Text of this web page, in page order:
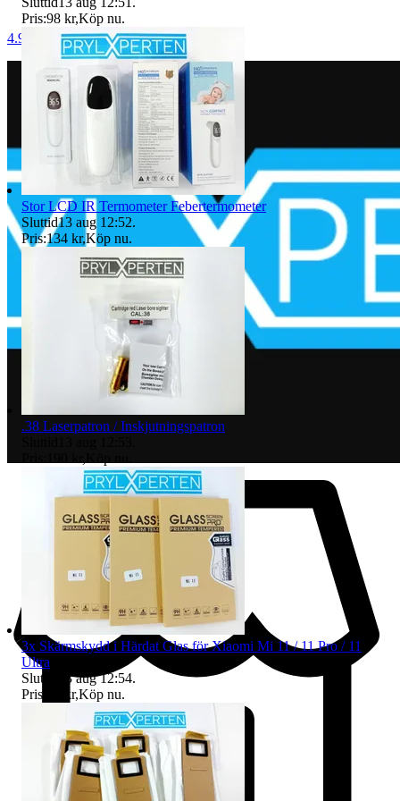
4.9
Pris:98 kr,Köp nu.
Stor LCD IR Termometer Febertermometer
Sluttid13 aug 12:52.
Pris:134 kr,Köp nu.
.38 Laserpatron / Inskjutningspatron
3x Skärmskydd i Härdat Glas för Xiaomi Mi 11 / 11 Pro / 11
Ultra
Sluttid
13 aug 12:54.
Pris:
32 kr,Köp nu.